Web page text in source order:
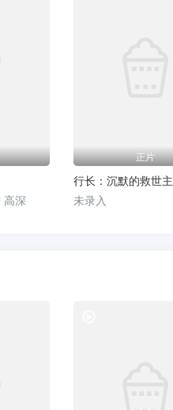
高深
正片
行长：沉默的救世主
未录入